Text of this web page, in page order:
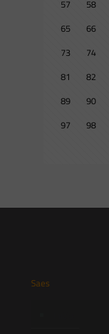
57
58
65
66
73
74
81
82
89
90
97
98
Saes